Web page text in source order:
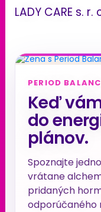
LADY CARE s.
PERIOD
Keď
do
plánov.
Spoznajte
vrátane
pridaných
odporúčaného